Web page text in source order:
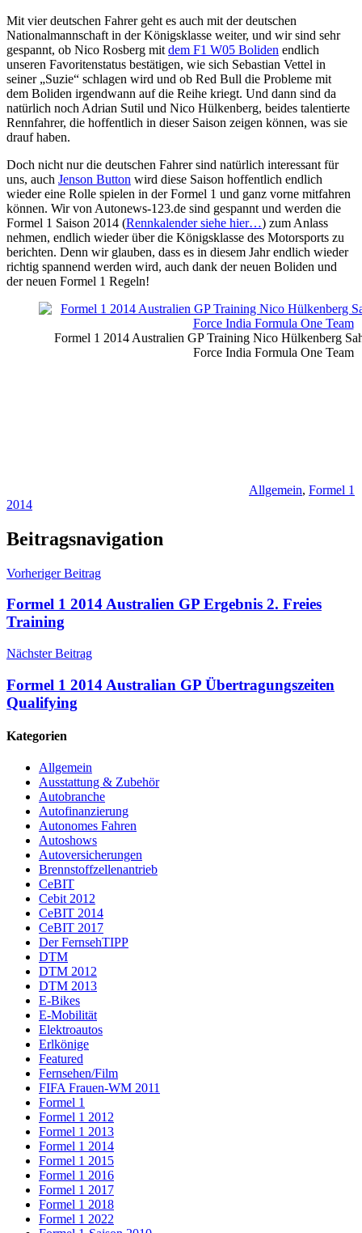
Mit vier deutschen Fahrer geht es auch mit der deutschen
Nationalmannschaft in der Königsklasse weiter, und wir sind sehr
gespannt, ob Nico Rosberg mit dem F1 W05 Boliden endlich
unseren Favoritenstatus bestätigen, wie sich Sebastian Vettel in
seiner „Suzie“ schlagen wird und ob Red Bull die Probleme mit
dem Boliden irgendwann auf die Reihe kriegt. Und dann sind da
natürlich noch Adrian Sutil und Nico Hülkenberg, beides talentierte
Rennfahrer, die hoffentlich in dieser Saison zeigen können, was sie
drauf haben.
Doch nicht nur die deutschen Fahrer sind natürlich interessant für
uns, auch Jenson Button wird diese Saison hoffentlich endlich
wieder eine Rolle spielen in der Formel 1 und ganz vorne mitfahren
können. Wir von Autonews-123.de sind gespannt und werden die
Formel 1 Saison 2014 (Rennkalender siehe hier…) zum Anlass
nehmen, endlich wieder über die Königsklasse des Motorsports zu
berichten. Denn wir glauben, dass es in diesem Jahr endlich wieder
richtig spannend werden wird, auch dank der neuen Boliden und
der neuen Formel 1 Regeln!
Formel 1 2014 Australien GP Training Nico Hülkenberg
Force India Formula One Team
Allgemein, Formel 1
2014
Beitragsnavigation
Vorheriger Beitrag
Formel 1 2014 Australien GP Ergebnis 2. Freies
Training
Nächster Beitrag
Formel 1 2014 Australian GP Übertragungszeiten
Qualifying
Kategorien
Allgemein
Ausstattung & Zubehör
Autobranche
Autofinanzierung
Autonomes Fahren
Autoshows
Autoversicherungen
Brennstoffzellenantrieb
CeBIT
Cebit 2012
CeBIT 2014
CeBIT 2017
Der FernsehTIPP
DTM
DTM 2012
DTM 2013
E-Bikes
E-Mobilität
Elektroautos
Erlkönige
Featured
Fernsehen/Film
FIFA Frauen-WM 2011
Formel 1
Formel 1 2012
Formel 1 2013
Formel 1 2014
Formel 1 2015
Formel 1 2016
Formel 1 2017
Formel 1 2018
Formel 1 2022